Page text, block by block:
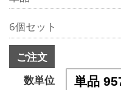
6個セット
ご注文
数単位